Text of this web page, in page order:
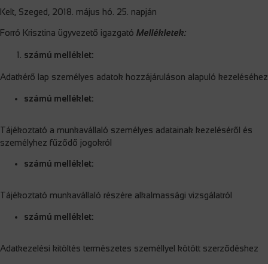
Kelt, Szeged, 2018. május hó. 25. napján
Forró Krisztina ügyvezető igazgató Mellékletek:
számú melléklet:
Adatkérő lap személyes adatok hozzájáruláson alapuló kezeléséhez
számú melléklet:
Tájékoztató a munkavállaló személyes adatainak kezeléséről és
személyhez fűződő jogokról
számú melléklet:
Tájékoztató munkavállaló részére alkalmassági vizsgálatról
számú melléklet:
Adatkezelési kitöltés természetes személlyel kötött szerződéshez